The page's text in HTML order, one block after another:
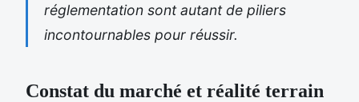
réglementation sont autant de piliers
incontournables pour réussir.
Constat du marché et réalité terrain